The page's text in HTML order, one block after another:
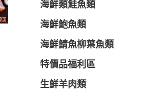
海鮮類鮭魚類
海鮮鮑魚類
海鮮鯖魚柳葉魚類
特價品福利區
生鮮羊肉類